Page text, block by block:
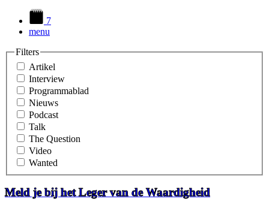
7
menu
Filters
Artikel
Interview
Programmablad
Nieuws
Podcast
Talk
The Question
Video
Wanted
Meld je bij het Leger van de Waardigheid